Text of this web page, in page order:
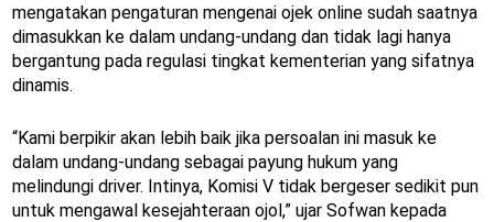
mengatakan pengaturan mengenai ojek online sudah saatnya
dimasukkan ke dalam undang-undang dan tidak lagi hanya
bergantung pada regulasi tingkat kementerian yang sifatnya
dinamis.
“Kami berpikir akan lebih baik jika persoalan ini masuk ke
dalam undang-undang sebagai payung hukum yang
melindungi driver. Intinya, Komisi V tidak bergeser sedikit pun
untuk mengawal kesejahteraan ojol,” ujar Sofwan kepada